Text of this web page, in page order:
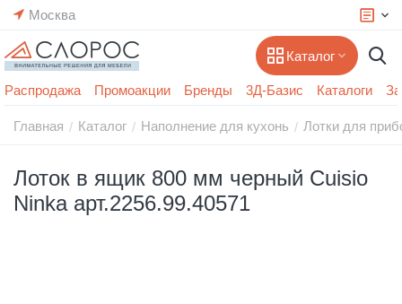
Москва
Каталог
Распродажа Промоакции Бренды 3Д-Базис Каталоги
Главная / Каталог / Наполнение для кухонь / Лотки для
Лоток в ящик 800 мм черный Cuisio
Ninka арт.2256.99.40571